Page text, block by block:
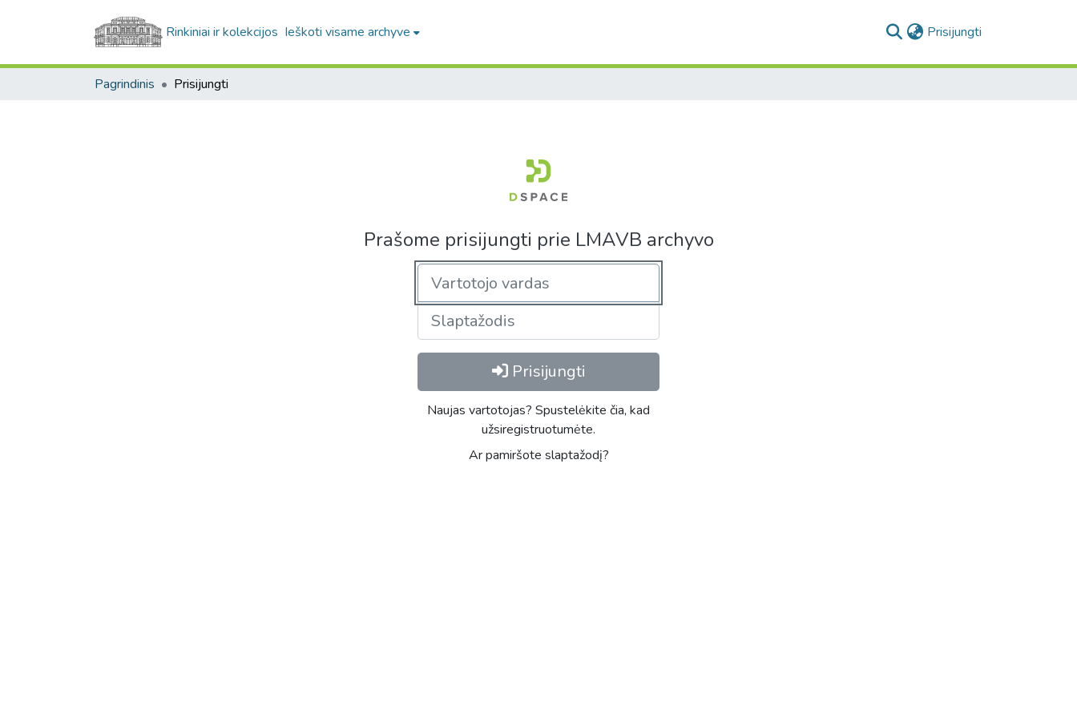
Rinkiniai ir kolekcijos Ieškoti visame archyve Prisijungti
Pagrindinis Prisijungti
Prašome prisijungti prie LMAVB archyvo
Prisijungti
Naujas vartotojas? Spustelėkite čia, kad
užsiregistruotumėte.
Ar pamiršote slaptažodį?